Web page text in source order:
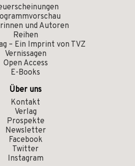
und Autoren
Reihen
– Ein Imprint von TVZ
Vernissagen
Open Access
E-Books
Über uns
Kontakt
Verlag
Prospekte
Newsletter
Facebook
Twitter
Instagram